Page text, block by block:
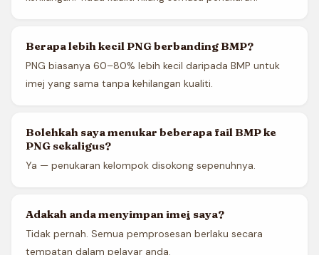
Berapa lebih kecil PNG berbanding BMP?
PNG biasanya 60–80% lebih kecil daripada BMP untuk
imej yang sama tanpa kehilangan kualiti.
Bolehkah saya menukar beberapa fail BMP ke
PNG sekaligus?
Ya — penukaran kelompok disokong sepenuhnya.
Adakah anda menyimpan imej saya?
Tidak pernah. Semua pemprosesan berlaku secara
tempatan dalam pelayar anda.